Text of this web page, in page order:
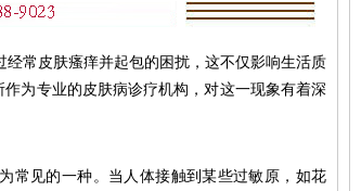
常皮肤瘙痒并起包的困扰，这不仅影响生活质
为专业的皮肤病诊疗机构，对这一现象有着深
见的一种。当人体接触到某些过敏原，如花